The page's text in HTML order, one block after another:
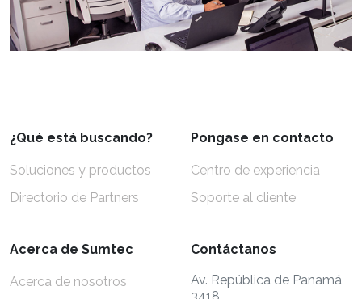
¿Qué está buscando?
Soluciones y productos
Directorio de Partners
Pongase en contacto
Centro de experiencia
Soporte al cliente
Acerca de Sumtec
Acerca de nosotros
Contáctanos
Av. República de Panamá